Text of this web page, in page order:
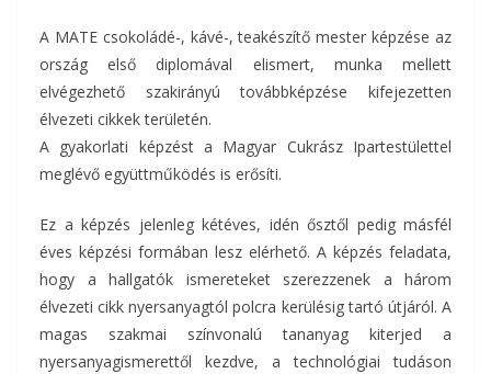
A MATE csokoládé-, kávé-, teakészítő mester képzése az
ország első diplomával elismert, munka mellett
elvégezhető szakirányú továbbképzése kifejezetten
élvezeti cikkek területén.
A gyakorlati képzést a Magyar Cukrász Ipartestülettel
meglévő együttműködés is erősíti.
Ez a képzés jelenleg kétéves, idén ősztől pedig másfél
éves képzési formában lesz elérhető. A képzés feladata,
hogy a hallgatók ismereteket szerezzenek a három
élvezeti cikk nyersanyagtól polcra kerülésig tartó útjáról. A
magas szakmai színvonalú tananyag kiterjed a
nyersanyagismerettől kezdve, a technológiai tudáson